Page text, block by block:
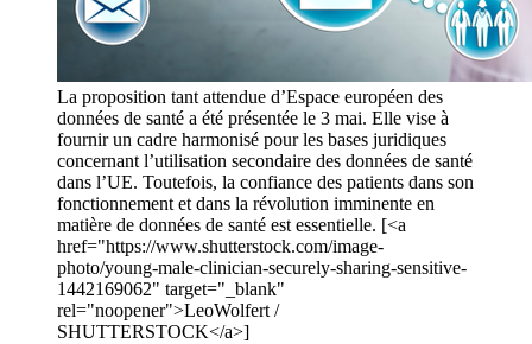
La proposition tant attendue d’Espace européen des
données de santé a été présentée le 3 mai. Elle vise à
fournir un cadre harmonisé pour les bases juridiques
concernant l’utilisation secondaire des données de santé
dans l’UE. Toutefois, la confiance des patients dans son
fonctionnement et dans la révolution imminente en
matière de données de santé est essentielle. [<a
href="https://www.shutterstock.com/image-
photo/young-male-clinician-securely-sharing-sensitive-
1442169062" target="_blank"
rel="noopener">LeoWolfert /
SHUTTERSTOCK</a>]